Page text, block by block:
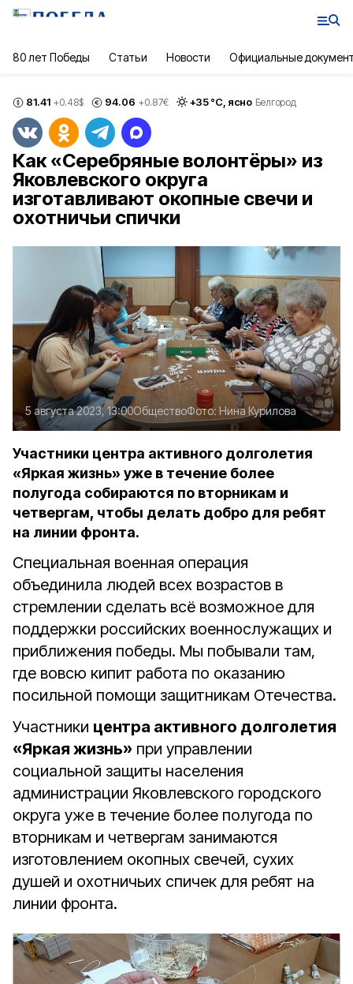
80 лет Победы Статьи Новости Официальные
81.41 +0.48$ 94.06 +0.87€ +35°С, ясно Белгород
Как «Серебряные волонтёры» из
Яковлевского округа
изготавливают окопные свечи и
охотничьи спички
5 августа 2023, 13:00ОбществоФото: Нина Курилова
Участники центра активного долголетия
«Яркая жизнь» уже в течение более
полугода собираются по вторникам и
четвергам, чтобы делать добро для ребят
на линии фронта.
Специальная военная операция
объединила людей всех возрастов в
стремлении сделать всё возможное для
поддержки российских военнослужащих и
приближения победы. Мы побывали там,
где вовсю кипит работа по оказанию
посильной помощи защитникам Отечества.
Участники центра активного долголетия
«Яркая жизнь» при управлении
социальной защиты населения
администрации Яковлевского городского
округа уже в течение более полугода по
вторникам и четвергам занимаются
изготовлением окопных свечей, сухих
душей и охотничьих спичек для ребят на
линии фронта.